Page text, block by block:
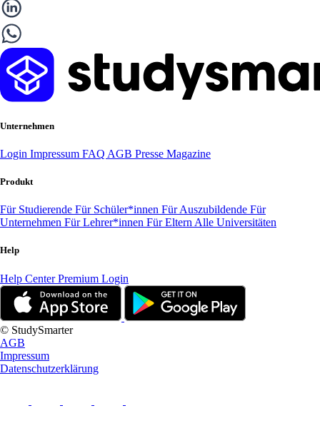
Unternehmen
Login Impressum FAQ AGB Presse Magazine
Produkt
Für Studierende Für Schüler*innen Für Auszubildende Für
Unternehmen Für Lehrer*innen Für Eltern Alle Universitäten
Help
Help CenterPremium Login
© StudySmarter
AGB
Impressum
Datenschutzerklärung